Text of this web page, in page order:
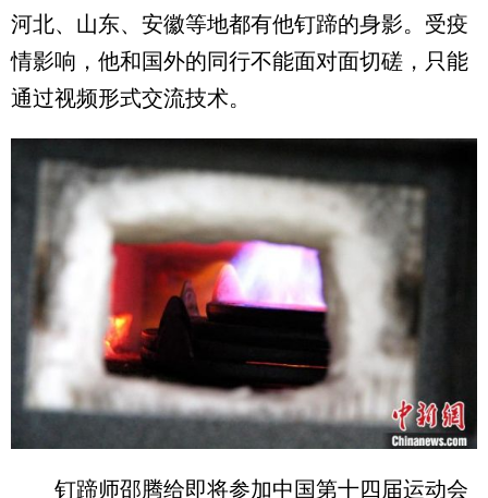
河北、山东、安徽等地都有他钉蹄的身影。受疫
情影响，他和国外的同行不能面对面切磋，只能
通过视频形式交流技术。
钉蹄师邵腾给即将参加中国第十四届运动会